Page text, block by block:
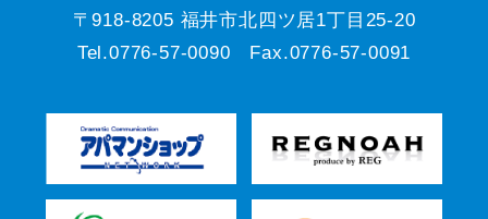
〒918-8205 福井市北四ツ居1丁目25-20
Tel.0776-57-0090 Fax.0776-57-0091